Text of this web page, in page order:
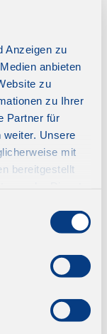
Anzeigen zu
anbieten
zu
zu Ihrer
Partner für
weiter. Unsere
mit
bereitgestellt
zu
Erfordernisse für
der